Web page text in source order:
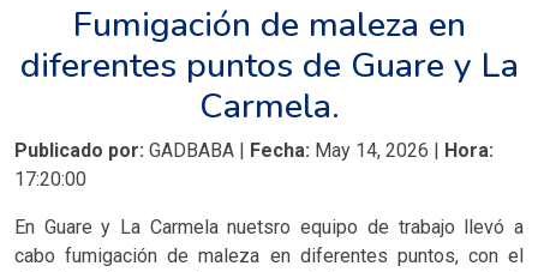
Fumigación de maleza en
diferentes puntos de Guare y La
Carmela.
Publicado por: GADBABA | Fecha: May 14, 2026 | Hora:
17:20:00
En Guare y La Carmela nuetsro equipo de trabajo llevó a
cabo fumigación de maleza en diferentes puntos, con el